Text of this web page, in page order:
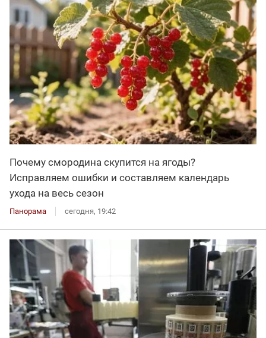
Почему смородина скупится на ягоды?
Исправляем ошибки и составляем календарь
ухода на весь сезон
Панорама сегодня, 19:42